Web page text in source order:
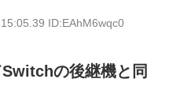
ID:EAhM6wqc0
の後継機と同